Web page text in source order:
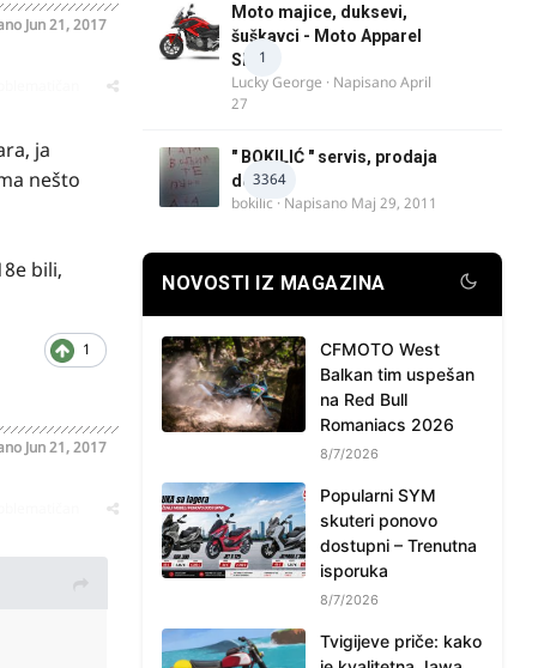
Jun 21, 2017
ja
nešto
bili,
1
Jun 21, 2017
1
Moto majice, duksevi,
šuškavci - Moto Apparel
SRB
Lucky George · NapisanoApril
27
3364
" BOKILIĆ " servis, prodaja
delova
bokilic · Napisano Maj 29, 2011
NOVOSTI IZ MAGAZINA
CFMOTO West
Balkan tim uspešan
na Red Bull
Romaniacs 2026
8/7/2026
Popularni SYM
skuteri ponovo
dostupni – Trenutna
isporuka
8/7/2026
Tvigijeve priče: kako